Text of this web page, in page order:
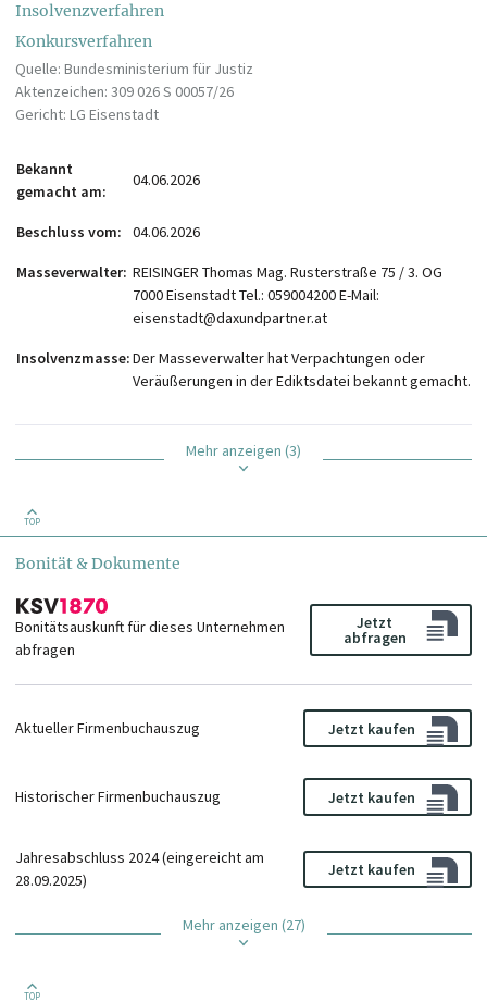
Insolvenzverfahren
Konkursverfahren
Quelle: Bundesministerium für Justiz
Aktenzeichen: 309 026 S 00057/26
Gericht: LG Eisenstadt
Bekannt
gemacht am
04.06.2026
Beschluss vom 04.06.2026
Masseverwalter REISINGER Thomas Mag. Rusterstraße 75 / 3. OG
7000 Eisenstadt Tel.: 059004200 E-Mail:
eisenstadt@daxundpartner.at
Insolvenzmasse Der Masseverwalter hat Verpachtungen oder
Veräußerungen in der Ediktsdatei bekannt gemacht.
Mehr anzeigen (3)
TOP
Bonität & Dokumente
Bonitätsauskunft für dieses Unternehmen
abfragen
Jetzt
abfragen
Aktueller Firmenbuchauszug Jetzt kaufen
Historischer Firmenbuchauszug Jetzt kaufen
Jahresabschluss 2024 (eingereicht am
28.09.2025)
Jetzt kaufen
Mehr anzeigen (27)
TOP